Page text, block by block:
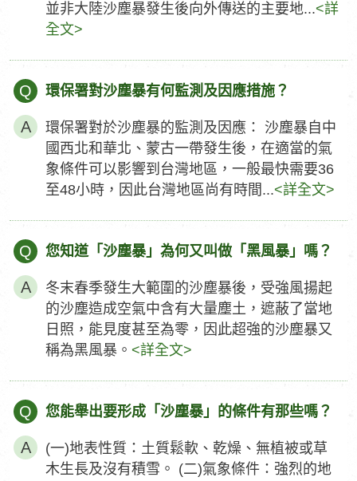
並非大陸沙塵暴發生後向外傳送的主要地...<詳
全文>
Q 環保署對沙塵暴有何監測及因應措施？
環保署對於沙塵暴的監測及因應： 沙塵暴自中
國西北和華北、蒙古一帶發生後，在適當的氣
象條件可以影響到台灣地區，一般最快需要36
至48小時，因此台灣地區尚有時間...<詳全文>
Q 您知道「沙塵暴」為何又叫做「黑風暴」嗎？
冬末春季發生大範圍的沙塵暴後，受強風揚起
的沙塵造成空氣中含有大量塵土，遮蔽了當地
日照，能見度甚至為零，因此超強的沙塵暴又
稱為黑風暴。 <詳全文>
Q 您能舉出要形成「沙塵暴」的條件有那些嗎？
(一)地表性質：土質鬆軟、乾燥、無植被或草
木生長及沒有積雪。 (二)氣象條件：強烈的地